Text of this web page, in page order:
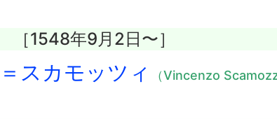
［1548年9月2日〜］
スカモッツィ （Vincenzo